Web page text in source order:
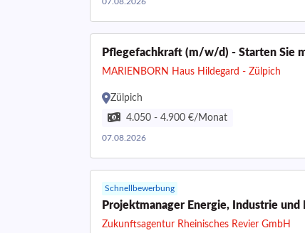
Pflegefachkraft (m/w/d) - Starten Sie
MARIENBORN Haus Hildegard - Zülpich
Zülpich
4.050 - 4.900 €/Monat
07.08.2026
Schnellbewerbung
Projektmanager Energie, Industrie
Zukunftsagentur Rheinisches Revier GmbH